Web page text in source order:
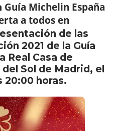
Guía Michelin España
a todos en
de las
2021 de la Guía
Real Casa de
Sol de Madrid, el
20:00 horas.